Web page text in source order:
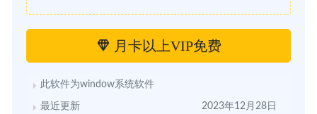
月卡以上VIP免费
此软件为window系统软件
最近更新 2023年12月28日